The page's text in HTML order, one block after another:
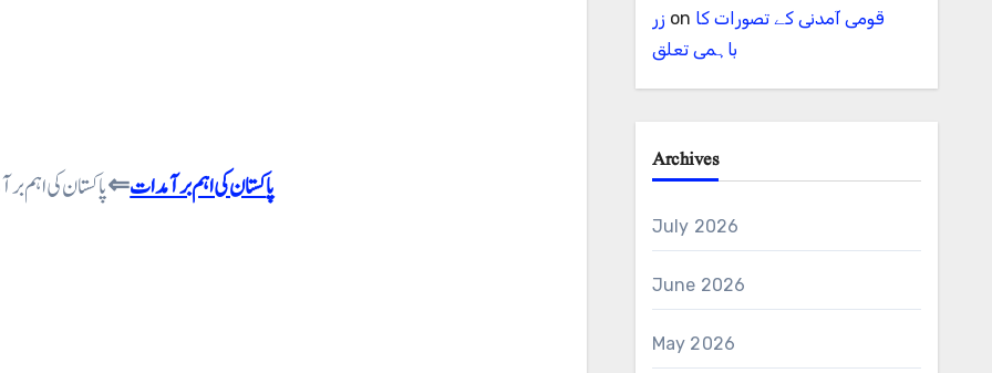
پاکستان کی اہم برآمدات⇐پاکستان کی اہم
زر on قومی آمدنی کے تصورات کا
باہمی تعلق
Archives
July 2026
June 2026
May 2026